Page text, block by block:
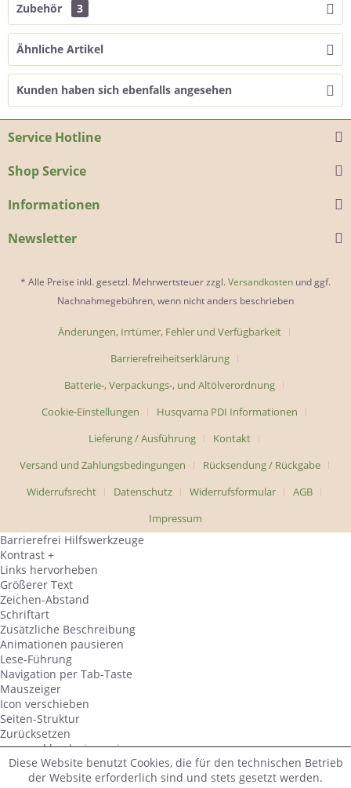
Zubehör 3
Ähnliche Artikel
Kunden haben sich ebenfalls angesehen
Service Hotline
Shop Service
Informationen
Newsletter
* Alle Preise inkl. gesetzl. Mehrwertsteuer zzgl.Versandkosten und ggf.
Nachnahmegebühren, wenn nicht anders beschrieben
Änderungen, Irrtümer, Fehler und Verfügbarkeit
Barrierefreiheitserklärung
Batterie-, Verpackungs-, und Altölverordnung
Cookie-Einstellungen
Husqvarna PDI Informationen
Lieferung / Ausführung
Kontakt
Versand und Zahlungsbedingungen
Rücksendung / Rückgabe
Widerrufsrecht
Datenschutz Widerrufsformular
AGB
Impressum
Diese Website benutzt Cookies, die für den technischen Betrieb
der Website erforderlich sind und stets gesetzt werden.
Barrierefrei Hilfswerkzeuge
Kontrast +
Links hervorheben
Größerer Text
Zeichen-Abstand
Schriftart
Zusätzliche Beschreibung
Animationen pausieren
Lese-Führung
Navigation per Tab-Taste
Mauszeiger
Icon verschieben
Seiten-Struktur
Zurücksetzen
powered bydesignverign